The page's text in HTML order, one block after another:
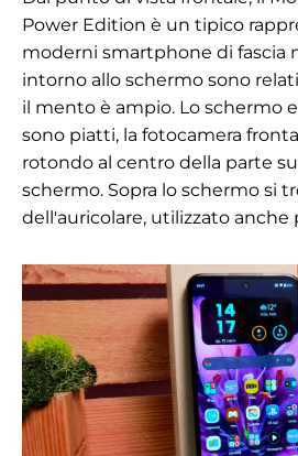
Power Edition è un tipico
moderni smartphone di fascia
intorno allo schermo sono
il mento è ampio. Lo schermo
sono piatti, la fotocamera
rotondo al centro della parte
schermo. Sopra lo schermo si
dell'auricolare, utilizzato anche